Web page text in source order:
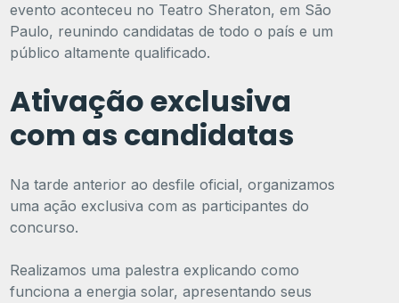
evento aconteceu no Teatro Sheraton, em São
Paulo, reunindo candidatas de todo o país e um
público altamente qualificado.
Ativação exclusiva
com as candidatas
Na tarde anterior ao desfile oficial, organizamos
uma ação exclusiva com as participantes do
concurso.
Realizamos uma palestra explicando como
funciona a energia solar, apresentando seus